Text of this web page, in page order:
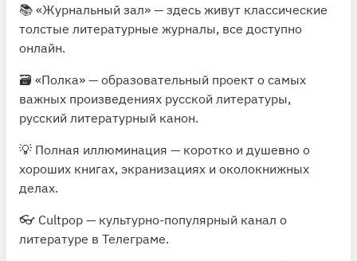
📚 «Журнальный зал» — здесь живут классические
толстые литературные журналы, все доступно
онлайн.
🗃 «Полка» — образовательный проект о самых
важных произведениях русской литературы,
русский литературный канон.
💡 Полная иллюминация — коротко и душевно о
хороших книгах, экранизациях и околокнижных
делах.
👓 Cultpop — культурно-популярный канал о
литературе в Телеграме.